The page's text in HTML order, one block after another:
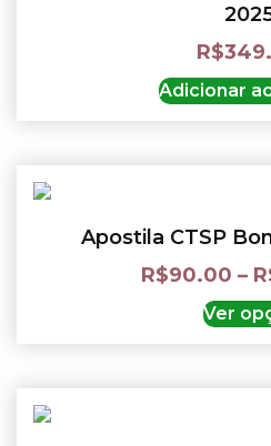
R$
Adicionar
Apostila CTSP
R$90.00 –
Ver